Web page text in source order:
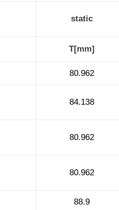
static
T[mm]
80.962
84.138
80.962
80.962
88.9